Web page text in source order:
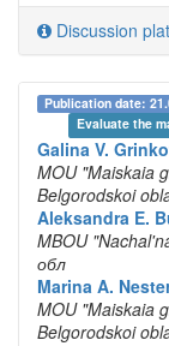
Discussion
Publication date:
Evaluate the
Galina V.
MOU "Maiskaia
Belgorodskoi
Aleksandra E.
MBOU
обл
Marina A.
MOU "Maiskaia
Belgorodskoi